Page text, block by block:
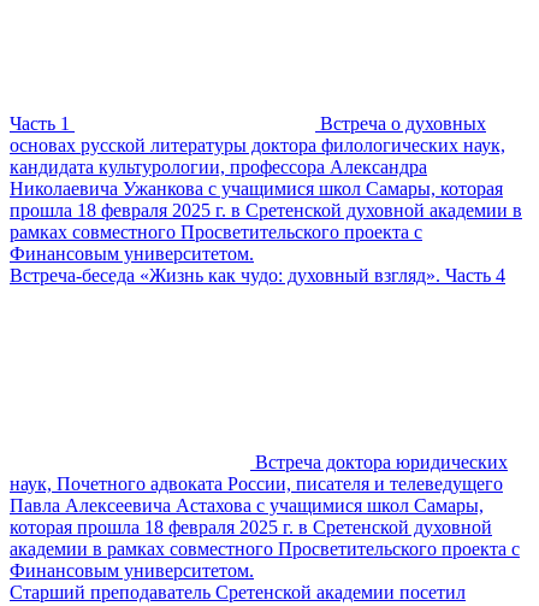
Часть 1
Встреча о духовных
основах русской литературы доктора филологических наук,
кандидата культурологии, профессора Александра
Николаевича Ужанкова с учащимися школ Самары, которая
прошла 18 февраля 2025 г. в Сретенской духовной академии в
рамках совместного Просветительского проекта с
Финансовым университетом.
Встреча-беседа «Жизнь как чудо: духовный взгляд». Часть 4
Встреча доктора юридических
наук, Почетного адвоката России, писателя и телеведущего
Павла Алексеевича Астахова с учащимися школ Самары,
которая прошла 18 февраля 2025 г. в Сретенской духовной
академии в рамках совместного Просветительского проекта с
Финансовым университетом.
Старший преподаватель Сретенской академии посетил